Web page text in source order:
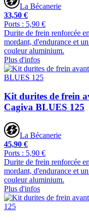
La Bécanerie
33,50 €
Ports : 5,90 €
Durite de frein renforcée
mordant, d'endurance et
couleur aluminium.
Plus d'infos
Kit durites de frein
Cagiva BLUES 125
La Bécanerie
45,90 €
Ports : 5,90 €
Durite de frein renforcée
mordant, d'endurance et
couleur aluminium.
Plus d'infos